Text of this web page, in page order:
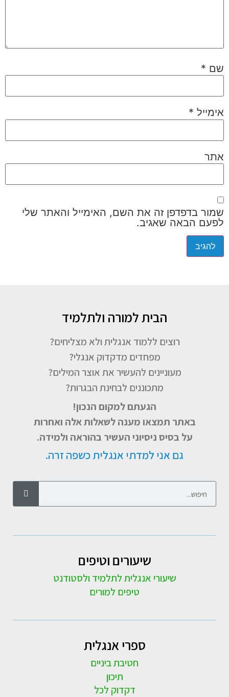
שם *
אימייל *
אתר
שמור בדפדפן זה את השם, האימייל והאתר שלי
לפעם הבאה שאגיב.
הבית למורה ולתלמיד
רוצים ללמוד אנגלית ולא מצליחים?
מפחדים מדקדוק אנגלי?
מעוניינים להעשיר את אוצר המילים?
מתכוננים לבחינת הבגרות?
הגעתם למקום הנכון!
באתר תמצאו מענה לשאלות אלה ואחרות
על בסיס ניסיוני העשיר בהוראה ולמידה.
גם אני למדתי אנגלית כשפה זרה.
שיעורים וטיפים
שיעורי אנגלית לתלמיד ולסטודנט
טיפים למורים
ספרי אנגלית
חטיבת ביניים
תיכון
דקדוק לכל